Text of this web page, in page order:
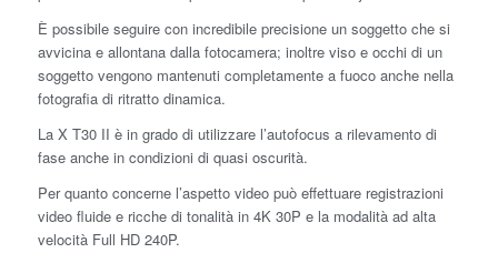
È possibile seguire con incredibile precisione un soggetto che si
avvicina e allontana dalla fotocamera; inoltre viso e occhi di un
soggetto vengono mantenuti completamente a fuoco anche nella
fotografia di ritratto dinamica.
La X T30 II è in grado di utilizzare l’autofocus a rilevamento di
fase anche in condizioni di quasi oscurità.
Per quanto concerne l’aspetto video può effettuare registrazioni
video fluide e ricche di tonalità in 4K 30P e la modalità ad alta
velocità Full HD 240P.